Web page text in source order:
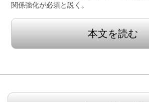
関係強化が必須と説く。
本文を読む